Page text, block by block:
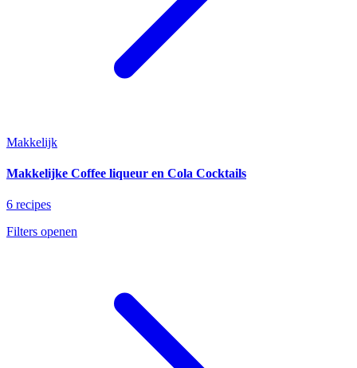
Makkelijk
Makkelijke Coffee liqueur en Cola Cocktails
6 recipes
Filters openen